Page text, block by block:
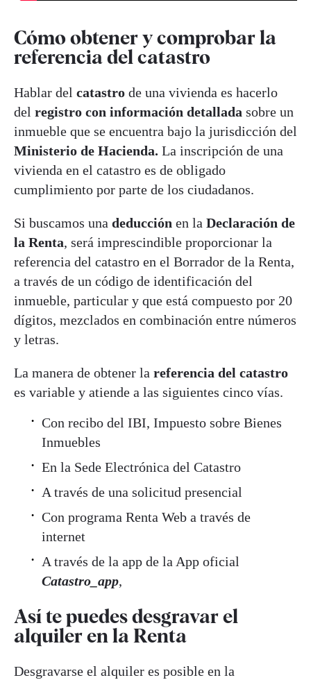
Cómo obtener y comprobar la
referencia del catastro
Hablar del catastro de una vivienda es hacerlo
del registro con información detallada sobre un
inmueble que se encuentra bajo la jurisdicción del
Ministerio de Hacienda. La inscripción de una
vivienda en el catastro es de obligado
cumplimiento por parte de los ciudadanos.
Si buscamos una deducción en la Declaración de
la Renta, será imprescindible proporcionar la
referencia del catastro en el Borrador de la Renta,
a través de un código de identificación del
inmueble, particular y que está compuesto por 20
dígitos, mezclados en combinación entre números
y letras.
La manera de obtener la referencia del catastro
es variable y atiende a las siguientes cinco vías.
Con recibo del IBI, Impuesto sobre Bienes
Inmuebles
En la Sede Electrónica del Catastro
A través de una solicitud presencial
Con programa Renta Web a través de
internet
A través de la app de la App oficial
Catastro_app,
Así te puedes desgravar el
alquiler en la Renta
Desgravarse el alquiler es posible en la